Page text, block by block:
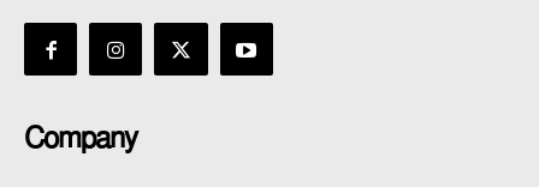
Company